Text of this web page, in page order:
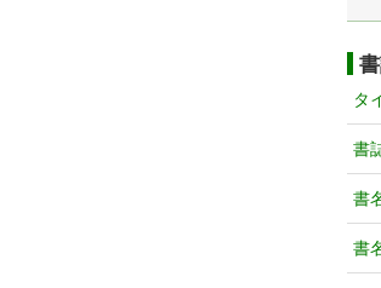
タ
書
書
書